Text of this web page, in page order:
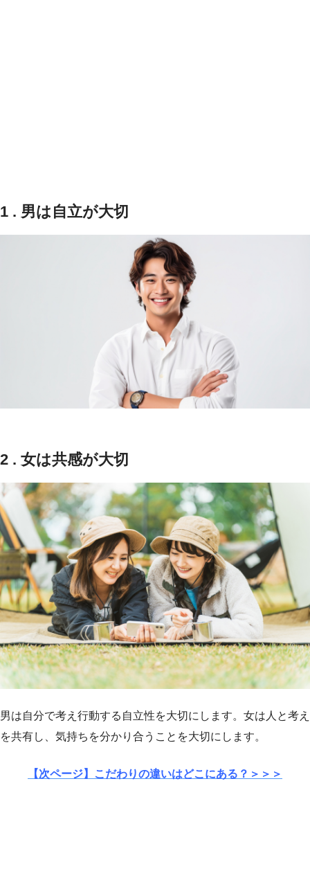
1 . 男は自立が大切
2 . 女は共感が大切
男は自分で考え行動する自立性を大切にします。女は人と考え
を共有し、気持ちを分かり合うことを大切にします。
【次ページ】こだわりの違いはどこにある？＞＞＞